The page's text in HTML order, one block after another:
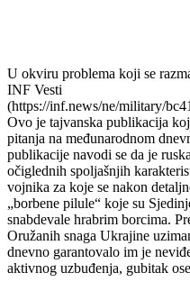
U okviru problema koji se
INF Vesti
(https://inf.news/ne/military/
Ovo je tajvanska publikacija
pitanja na međunarodnom
publikacije navodi se da je
očiglednih spoljašnjih
vojnika za koje se nakon
„borbene pilule“ koje su
snabdevale hrabrim borcima.
Oružanih snaga Ukrajine
dnevno garantovalo im je
aktivnog uzbuđenja, gubitak